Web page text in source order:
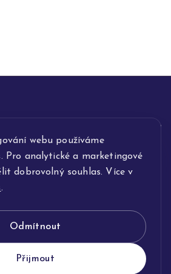
webu používáme
Pro analytické a marketingové
dobrovolný souhlas. Více v
.
Odmítnout
Přijmout